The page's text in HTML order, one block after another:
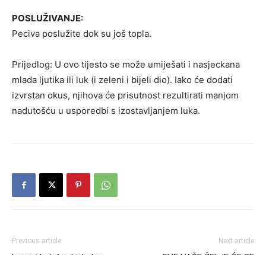
POSLUŽIVANJE:
Peciva poslužite dok su još topla.
Prijedlog: U ovo tijesto se može umiješati i nasjeckana
mlada ljutika ili luk (i zeleni i bijeli dio). Iako će dodati
izvrstan okus, njihova će prisutnost rezultirati manjom
nadutošću u usporedbi s izostavljanjem luka.
Previous article Next article